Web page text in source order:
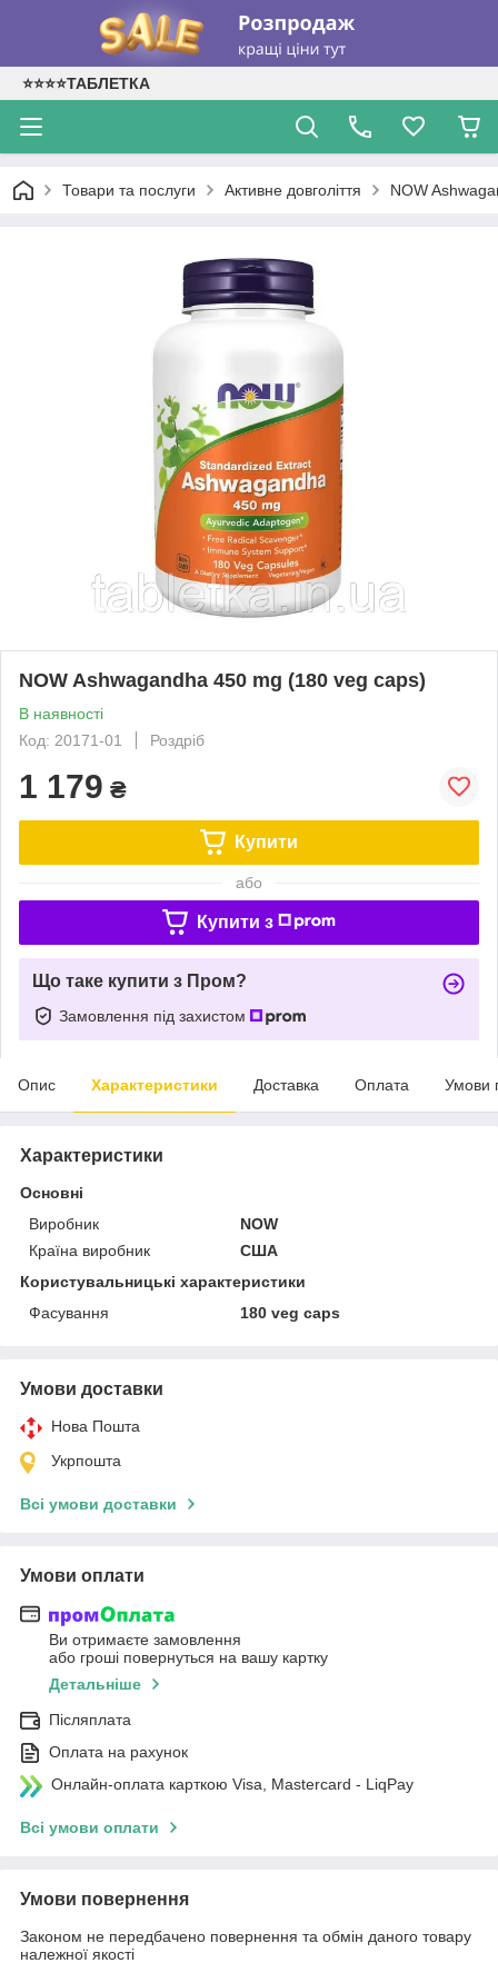
⭐⭐⭐⭐ТАБЛЕТКА
Товари та послуги Активне довголіття NOW
NOW Ashwagandha 450 mg (180 veg caps)
В наявності
Код: 20171-01
Роздріб
1 179 ₴
Купити
або
Купити з
Що таке купити з Пром?
Замовлення під захистом
Опис Характеристики Доставка Оплата Умови
Характеристики
Основні
Виробник
NOW
Країна виробник
США
Користувальницькі характеристики
Фасування
180 veg caps
Умови доставки
Нова Пошта
Укрпошта
Всі умови доставки
Умови оплати
Ви отримаєте замовлення
або гроші повернуться на вашу картку
Детальніше
Післяплата
Оплата на рахунок
Онлайн-оплата карткою Visa, Mastercard - LiqPay
Всі умови оплати
Умови повернення
Законом не передбачено повернення та обмін даного товару
належної якості